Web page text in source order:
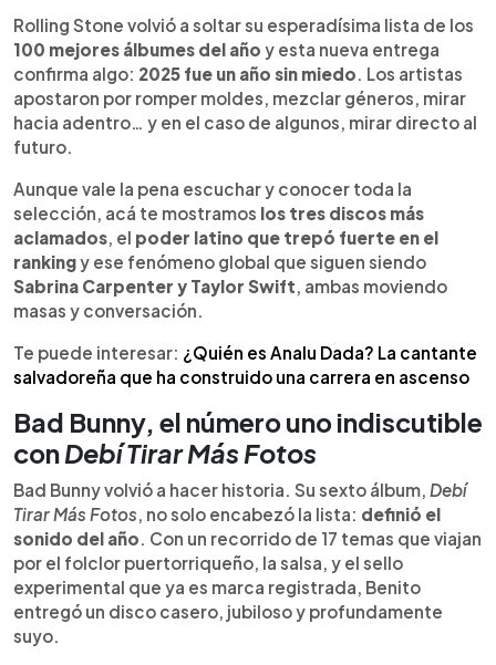
► Escuchar artículo
Los mejores álbumes del 2025 estuvieron
marcados por riesgo, creatividad y un fuerte
protagonismo latino. Bad Bunny lideró el año con
DTMF, un viaje sonoro por Puerto Rico que
consolidó su impacto global. Lady Gaga regresó
con fuerza en Mayhem, recuperando su caos pop
Rosalía sorprendió con Lux, un disco irreverente y
profundamente emocional. El ranking también
destacó a artistas latinos como Silvana Estrada,
Karol G, y Fuerza Regida.
Rolling Stone volvió a soltar su esperadísima lista de los
100 mejores álbumes del año y esta nueva entrega
confirma algo: 2025 fue un año sin miedo. Los artistas
apostaron por romper moldes, mezclar géneros, mirar
hacia adentro… y en el caso de algunos, mirar directo al
futuro.
Aunque vale la pena escuchar y conocer toda la
selección, acá te mostramos los tres discos más
aclamados, el poder latino que trepó fuerte en el
rankingy ese fenómeno global que siguen siendo
Sabrina Carpenter y Taylor Swift, ambas moviendo
masas y conversación.
Te puede interesar: ¿Quién es Analu Dada? La cantante
salvadoreña que ha construido una carrera en ascenso
Bad Bunny, el número uno indiscutible
conDebí Tirar Más Fotos
Bad Bunny volvió a hacer historia. Su sexto álbum, Debí
Tirar Más Fotos, no solo encabezó la lista: definió el
sonido del año. Con un recorrido de 17 temas que viajan
por el folclor puertorriqueño, la salsa, y el sello
experimental que ya es marca registrada, Benito
entregó un disco casero, jubiloso y profundamente
suyo.